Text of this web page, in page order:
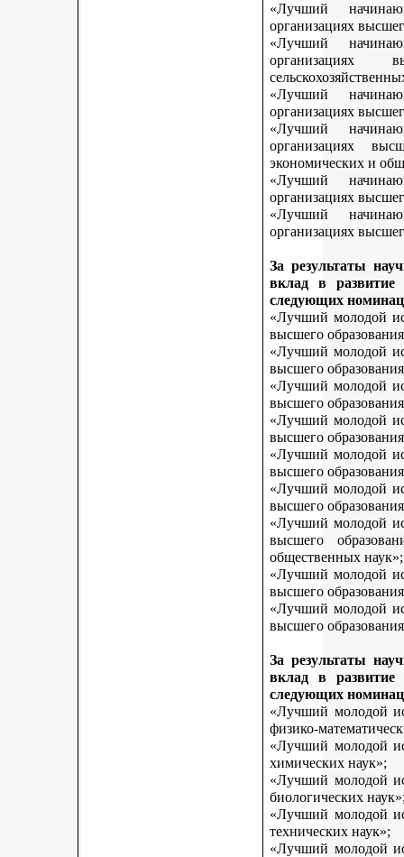
«Лучший
организациях
«Лучший
организациях
«Лучший
организациях
«Лучший
организациях
экономических и
«Лучший
организациях
«Лучший
организациях
За результаты
вклад в развитие
следующих
«Лучший молодой
высшего
«Лучший молодой
высшего
«Лучший молодой
высшего
«Лучший молодой
высшего
«Лучший молодой
высшего
«Лучший молодой
высшего
«Лучший молодой
высшего
общественных наук»;
«Лучший молодой
высшего
«Лучший молодой
высшего
За результаты
вклад в развитие
следующих
«Лучший молодой
физико-
«Лучший молодой
химических наук»;
«Лучший молодой
биологических
«Лучший молодой
технических наук»;
«Лучший молодой